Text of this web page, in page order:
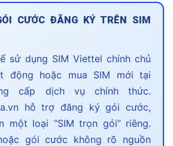
CƯỚC ĐĂNG KÝ TRÊN SIM
sử dụng SIM Viettel chính chủ
động hoặc mua SIM mới tại
cấp dịch vụ chính thức.
hỗ trợ đăng ký gói cước,
một loại “SIM trọn gói” riêng.
gói cước không rõ nguồn